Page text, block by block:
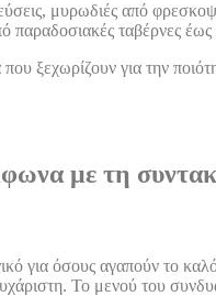
μυρωδιές από
ταβέρνες έως
που ξεχωρίζουν για την
με τη
για όσους αγαπούν το
Το μενού του